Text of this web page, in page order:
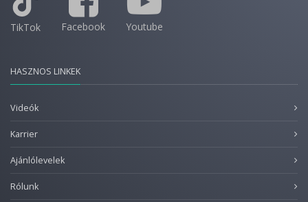
TikTok Facebook Youtube
HASZNOS LINKEK
Videók
Karrier
Ajánlólevelek
Rólunk